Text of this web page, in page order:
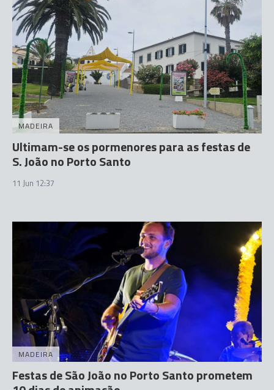
MADEIRA
Ultimam-se os pormenores para as festas de
S. João no Porto Santo
11 Jun 12:37
MADEIRA
Festas de São João no Porto Santo prometem